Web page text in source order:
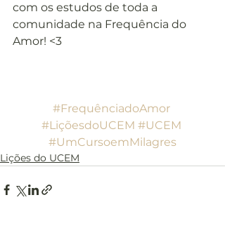
com os estudos de toda a
comunidade na Frequência do
Amor! <3
#FrequênciadoAmor
#LiçõesdoUCEM #UCEM
#UmCursoemMilagres
Lições do UCEM